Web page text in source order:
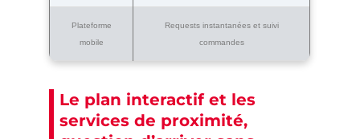
Plateforme
mobile
Requests instantanées et suivi
commandes
Le plan interactif et les
services de proximité,